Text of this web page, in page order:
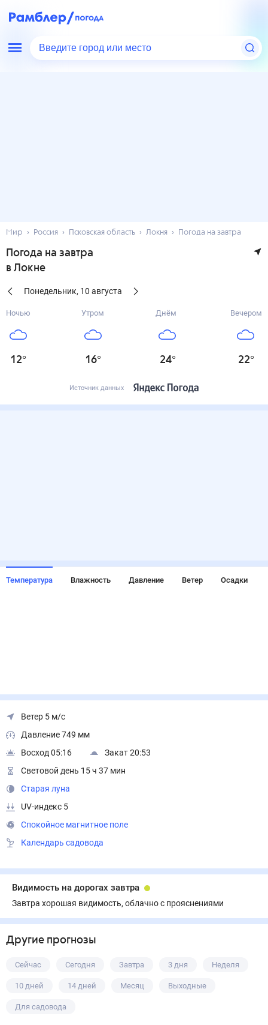
Введите город или место
Мир Россия Псковская область Локня Погода на завтра
Погода на завтра
в Локне
Понедельник, 10 августа
Ночью
12°
Утром
16°
Днём
24°
Вечером
22°
Источник данных
Температура Влажность Давление Ветер Осадки
Ветер 5 м/с
Давление 749 мм
Восход 05:16
Закат 20:53
Световой день 15 ч 37 мин
Старая луна
UV-индекс 5
Спокойное магнитное поле
Календарь садовода
Видимость на дорогах завтра
Завтра хорошая видимость, облачно с прояснениями
Другие прогнозы
Сейчас Сегодня Завтра 3 дня Неделя
10 дней 14 дней Месяц Выходные
Для садовода